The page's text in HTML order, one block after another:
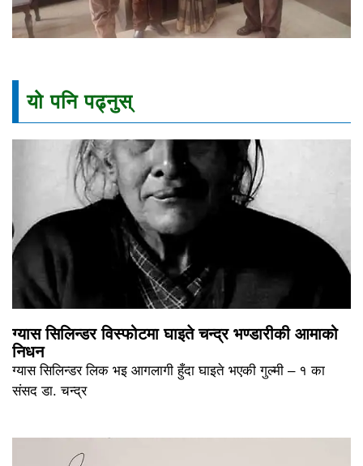
यो पनि पढ्नुस्
ग्यास सिलिन्डर विस्फोटमा घाइते चन्द्र भण्डारीकी आमाको
निधन
ग्यास सिलिन्डर लिक भइ आगलागी हुँदा घाइते भएकी गुल्मी – १ का
संसद डा. चन्द्र